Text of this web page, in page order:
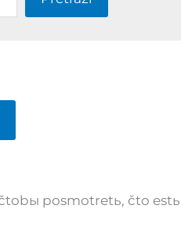
posmotretь, čto estь